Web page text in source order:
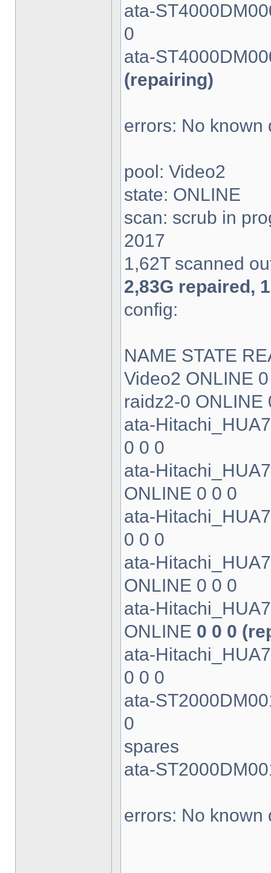
ata-
0
ata-
(repairing)
errors: No known
pool: Video2
state: ONLINE
scan: scrub in
2017
1,62T scanned
2,83G repaired,
config:
NAME STATE
Video2 ONLINE
raidz2-0 ONLINE
ata-
0 0 0
ata-
ONLINE 0 0 0
ata-
0 0 0
ata-
ONLINE 0 0 0
ata-
ONLINE 0 0 0
ata-
0 0 0
ata-
0
spares
ata-
errors: No known